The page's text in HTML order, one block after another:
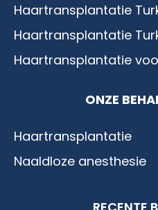
Haartransplantatie
Haartransplantatie
Haartransplantatie
ONZE
Haartransplantatie
Naaldloze anesthesie